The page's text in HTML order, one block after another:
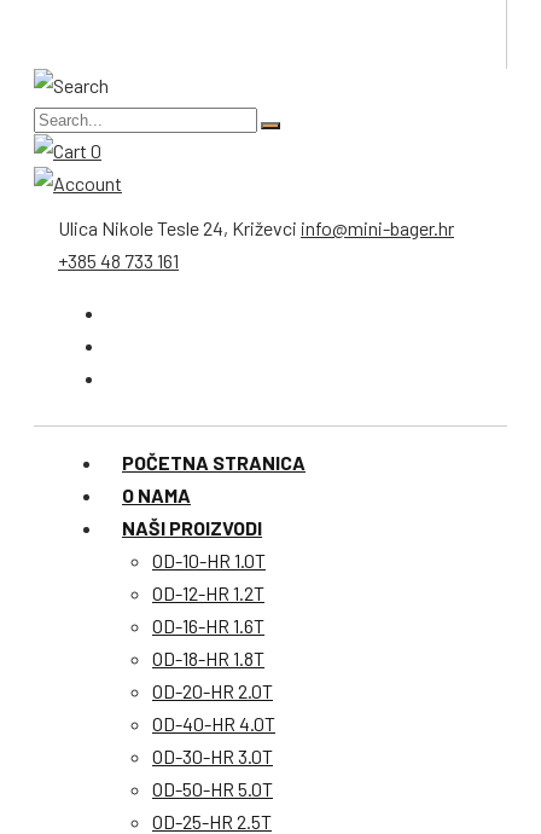
0
Ulica Nikole Tesle 24, Križevci info@mini-bager.hr
+385 48 733 161
POČETNA STRANICA
O NAMA
NAŠI PROIZVODI
OD-10-HR 1.0T
OD-12-HR 1.2T
OD-16-HR 1.6T
OD-18-HR 1.8T
OD-20-HR 2.0T
OD-40-HR 4.0T
OD-30-HR 3.0T
OD-50-HR 5.0T
OD-25-HR 2.5T